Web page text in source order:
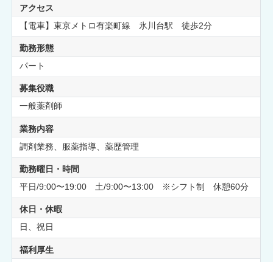
アクセス
【電車】東京メトロ有楽町線 氷川台駅 徒歩2分
勤務形態
パート
募集役職
一般薬剤師
業務内容
調剤業務、服薬指導、薬歴管理
勤務曜日・時間
平日/9:00〜19:00 土/9:00〜13:00 ※シフト制 休憩60分
休日・休暇
日、祝日
福利厚生